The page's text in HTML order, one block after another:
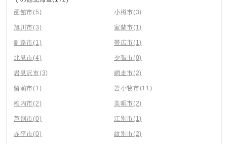
函館市(5) 小樽市(3)
旭川市(3) 室蘭市(1)
釧路市(1) 帯広市(1)
北見市(4) 夕張市(0)
岩見沢市(3) 網走市(2)
留萌市(1) 苫小牧市(11)
稚内市(2) 美唄市(2)
芦別市(0) 江別市(1)
赤平市(0) 紋別市(2)